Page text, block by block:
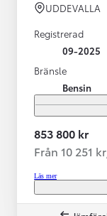
UDDEVALLA
Registrerad
09-2025
Bränsle
Bensin
853 800 kr
Från 10 251
Läs mer